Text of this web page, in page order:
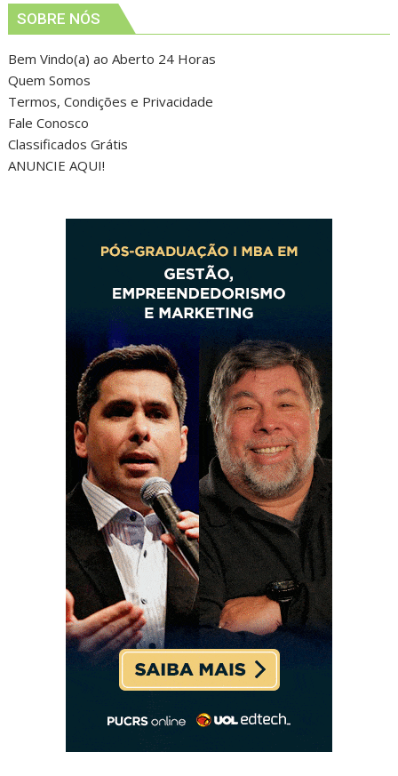
SOBRE NÓS
Bem Vindo(a) ao Aberto 24 Horas
Quem Somos
Termos, Condições e Privacidade
Fale Conosco
Classificados Grátis
ANUNCIE AQUI!